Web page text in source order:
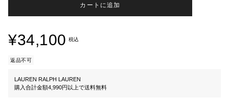
カートに追加
¥34,100 税込
返品不可
LAUREN RALPH LAUREN
購入合計金額4,990円以上で送料無料